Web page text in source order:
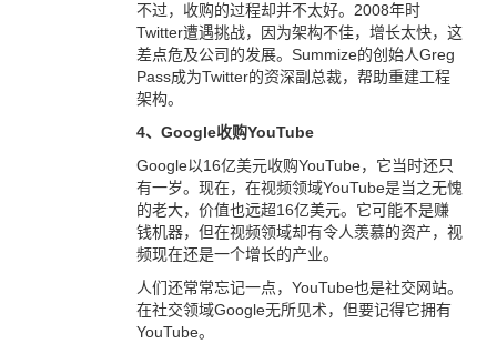
不过，收购的过程却并不太好。2008年时
Twitter遭遇挑战，因为架构不佳，增长太快，这
差点危及公司的发展。Summize的创始人Greg
Pass成为Twitter的资深副总裁，帮助重建工程
架构。
4、Google收购YouTube
Google以16亿美元收购YouTube，它当时还只
有一岁。现在，在视频领域YouTube是当之无愧
的老大，价值也远超16亿美元。它可能不是赚
钱机器，但在视频领域却有令人羡慕的资产，视
频现在还是一个增长的产业。
人们还常常忘记一点，YouTube也是社交网站。
在社交领域Google无所见术，但要记得它拥有
YouTube。